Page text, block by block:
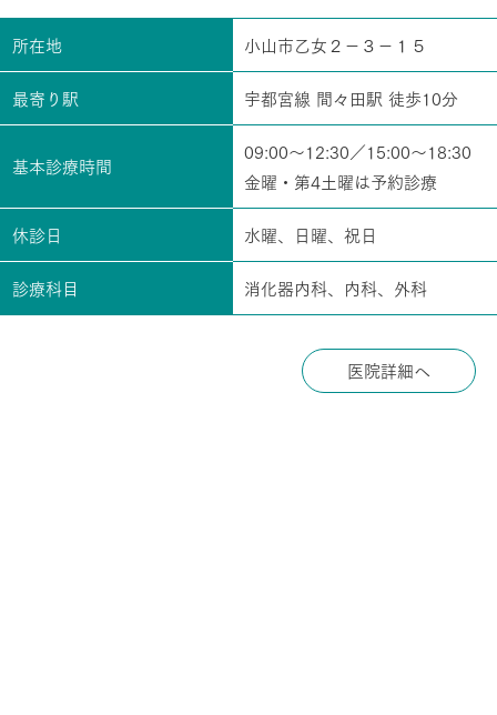
所在地
小山市乙女２－３－１５
最寄り駅
宇都宮線 間々田駅 徒歩10分
基本診療時間
09:00～12:30／15:00～18:30
金曜・第4土曜は予約診療
休診日
水曜、日曜、祝日
診療科目
消化器内科、内科、外科
医院詳細へ